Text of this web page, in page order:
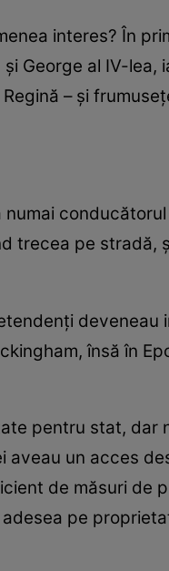
interes? În
și George al IV-
– și
trecea pe stradă,
însă în
pentru stat, dar
aveau un acces
de măsuri
pe